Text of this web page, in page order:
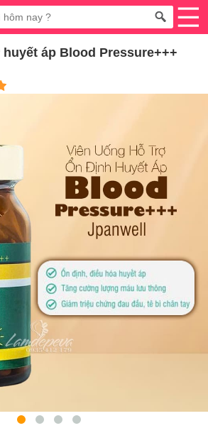
áp Blood Pressure+++